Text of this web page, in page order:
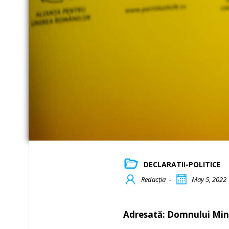
DECLARATII-POLITICE
Redacția - May 5, 2022
Adresată: Domnului